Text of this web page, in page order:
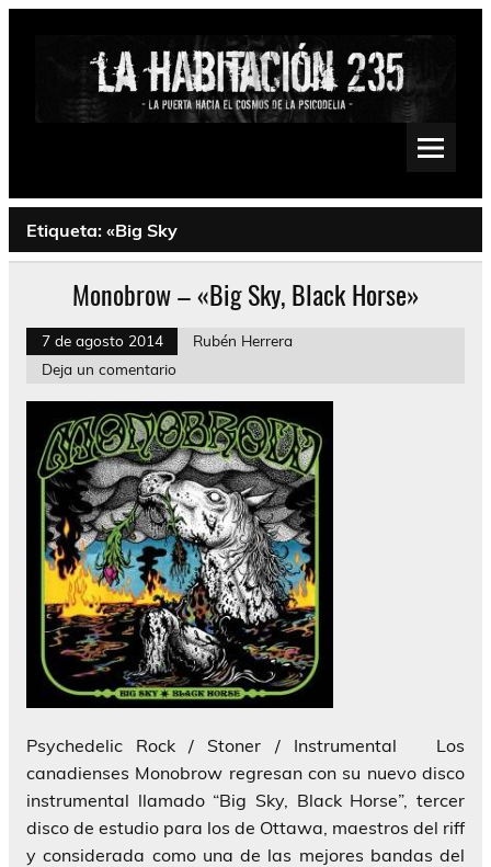
Saltar
Psychedelic, Stoner, Doom, Sludge, Fuzz, Space, Drone
Etiqueta: «Big Sky
Monobrow – «Big Sky, Black Horse»
7 de agosto 2014
Rubén Herrera
Deja un comentario
Psychedelic Rock / Stoner / Instrumental Los
canadienses Monobrow regresan con su nuevo disco
instrumental llamado “Big Sky, Black Horse”, tercer
disco de estudio para los de Ottawa, maestros del riff
y considerada como una de las mejores bandas del